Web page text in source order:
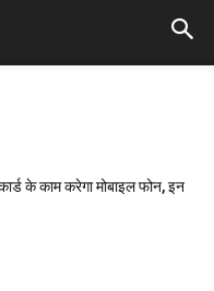
के काम करेगा मोबाइल फोन, इन